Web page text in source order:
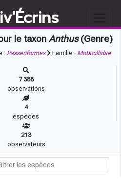
le taxon Anthus(Genre)
: Passeriformes Famille : Motacillidae
7 388
observations
4
espèces
213
observateurs